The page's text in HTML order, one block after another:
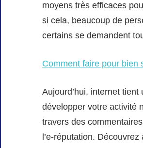
moyens très efficaces
si cela, beaucoup de
certains se demandent
Comment faire pour bien
Aujourd’hui, internet
développer votre activité
travers des
l’e-réputation.